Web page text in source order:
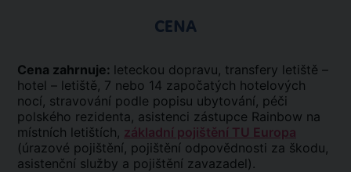
CENA
Cena zahrnuje: leteckou dopravu, transfery letiště –
hotel – letiště, 7 nebo 14 započatých hotelových
nocí, stravování podle popisu ubytování, péči
polského rezidenta, asistenci zástupce Rainbow na
místních letištích, základní pojištění TU Europa
(úrazové pojištění, pojištění odpovědnosti za škodu,
asistenční služby a pojištění zavazadel).